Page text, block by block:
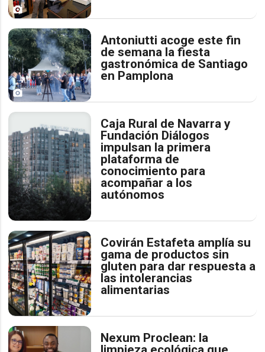
Antoniutti acoge este fin
de semana la fiesta
gastronómica de Santiago
en Pamplona
Caja Rural de Navarra y
Fundación Diálogos
impulsan la primera
plataforma de
conocimiento para
acompañar a los
autónomos
Covirán Estafeta amplía su
gama de productos sin
gluten para dar respuesta a
las intolerancias
alimentarias
Nexum Proclean: la